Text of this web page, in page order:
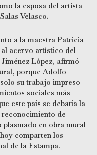
la esposa del artista
Velasco.
a la maestra Patricia
al acervo artístico del
López, afirmó
porque Adolfo
su trabajo impreso
sociales más
este país se debatía la
de
en obra mural
comparten los
de la Estampa.